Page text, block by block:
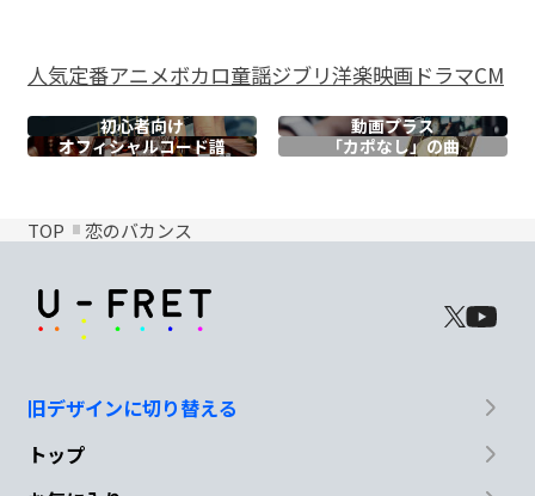
人気定番アニメボカロ童謡ジブリ洋楽映画ドラマCM
初心者向け
動画プラス
オフィシャルコード譜 「カポなし」の曲
TOP 恋のバカンス
旧デザインに切り替える
トップ